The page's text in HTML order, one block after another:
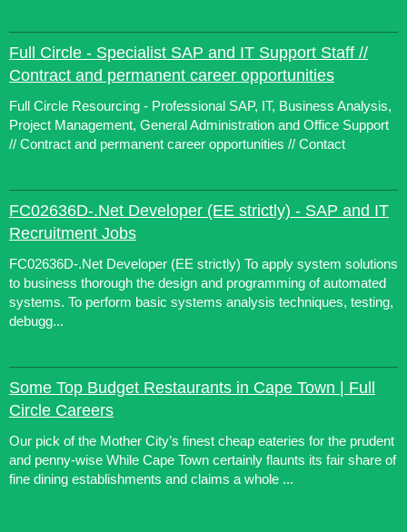
Full Circle - Specialist SAP and IT Support Staff //
Contract and permanent career opportunities
Full Circle Resourcing - Professional SAP, IT, Business Analysis,
Project Management, General Administration and Office Support
// Contract and permanent career opportunities // Contact
FC02636D-.Net Developer (EE strictly) - SAP and IT
Recruitment Jobs
FC02636D-.Net Developer (EE strictly) To apply system solutions
to business thorough the design and programming of automated
systems. To perform basic systems analysis techniques, testing,
debugg...
Some Top Budget Restaurants in Cape Town | Full
Circle Careers
Our pick of the Mother City’s finest cheap eateries for the prudent
and penny-wise While Cape Town certainly flaunts its fair share of
fine dining establishments and claims a whole ...